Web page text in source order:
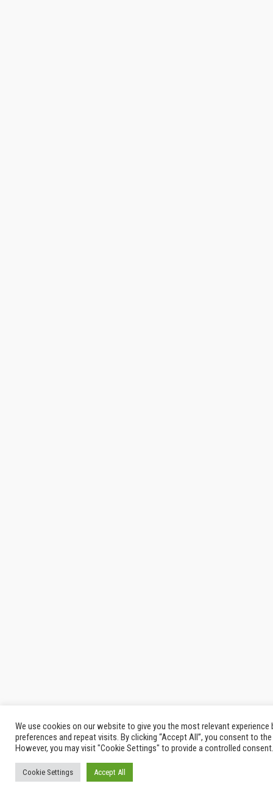
We use cookies on our website to give you the most relevant experience
preferences and repeat visits. By clicking “Accept All”, you consent to
However, you may visit "Cookie Settings" to provide a controlled consent.
Cookie Settings Accept All